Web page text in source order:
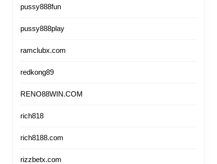
pussy888fun
pussy888play
ramclubx.com
redkong89
RENO88WIN.COM
rich818
rich8188.com
rizzbetx.com